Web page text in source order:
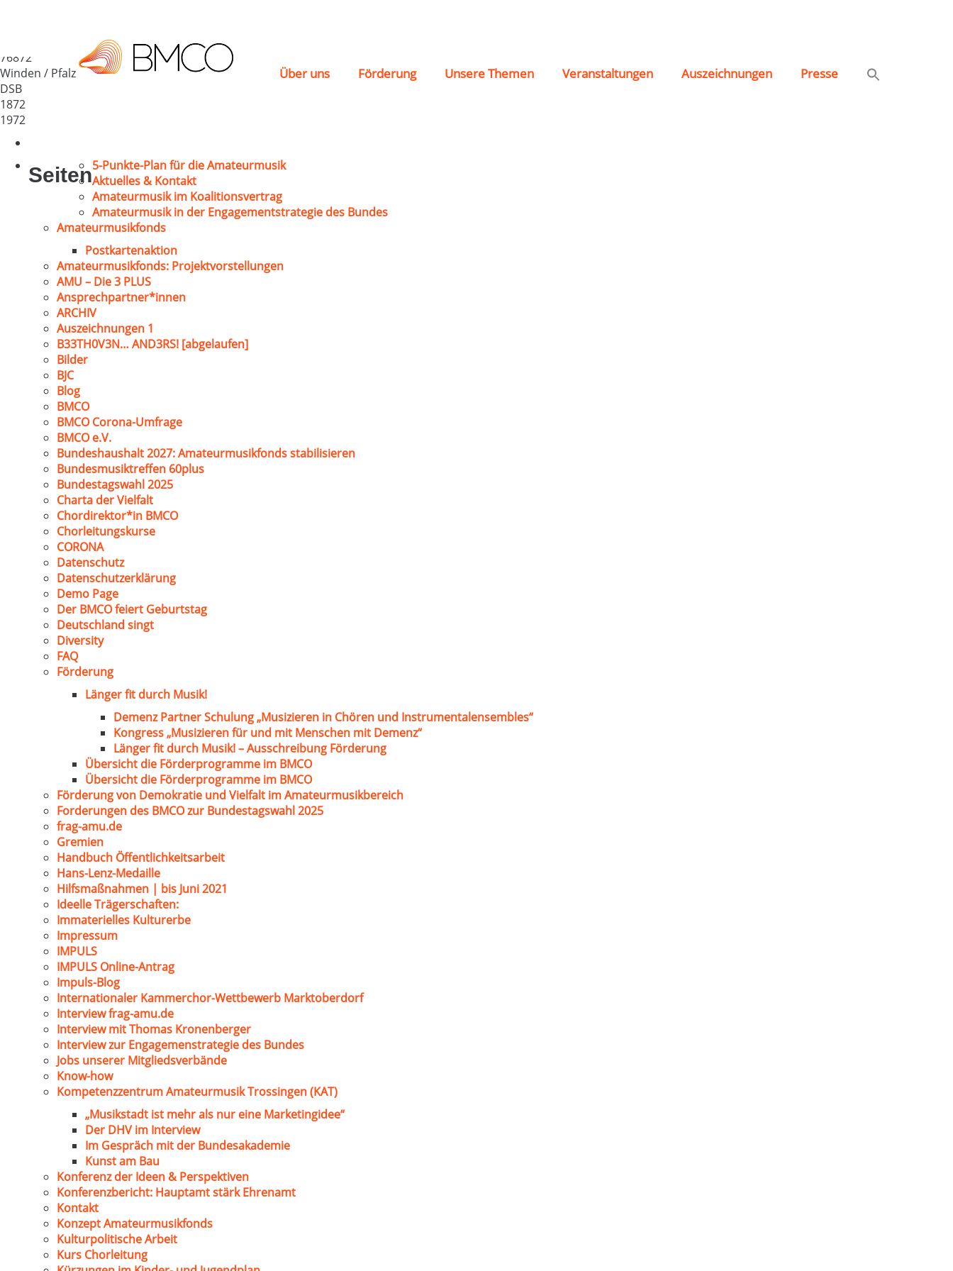
Über uns Förderung Unsere Themen Veranstaltungen Auszeichnungen Presse
76872
Winden / Pfalz
DSB
1872
1972
Seiten5-Punkte-Plan für die Amateurmusik
Aktuelles & Kontakt
Amateurmusik im Koalitionsvertrag
Amateurmusik in der Engagementstrategie des Bundes
Amateurmusikfonds
Postkartenaktion
Amateurmusikfonds: Projektvorstellungen
AMU – Die 3 PLUS
Ansprechpartner*innen
ARCHIV
Auszeichnungen 1
B33TH0V3N… AND3RS! [abgelaufen]
Bilder
BJC
Blog
BMCO
BMCO Corona-Umfrage
BMCO e.V.
Bundeshaushalt 2027: Amateurmusikfonds stabilisieren
Bundesmusiktreffen 60plus
Bundestagswahl 2025
Charta der Vielfalt
Chordirektor*in BMCO
Chorleitungskurse
CORONA
Datenschutz
Datenschutzerklärung
Demo Page
Der BMCO feiert Geburtstag
Deutschland singt
Diversity
FAQ
Förderung
Länger fit durch Musik!
Demenz Partner Schulung „Musizieren in Chören und Instrumentalensembles“
Kongress „Musizieren für und mit Menschen mit Demenz“
Länger fit durch Musik! – Ausschreibung Förderung
Übersicht die Förderprogramme im BMCO
Übersicht die Förderprogramme im BMCO
Förderung von Demokratie und Vielfalt im Amateurmusikbereich
Forderungen des BMCO zur Bundestagswahl 2025
frag-amu.de
Gremien
Handbuch Öffentlichkeitsarbeit
Hans-Lenz-Medaille
Hilfsmaßnahmen | bis Juni 2021
Ideelle Trägerschaften:
Immaterielles Kulturerbe
Impressum
IMPULS
IMPULS Online-Antrag
Impuls-Blog
Internationaler Kammerchor-Wettbewerb Marktoberdorf
Interview frag-amu.de
Interview mit Thomas Kronenberger
Interview zur Engagemenstrategie des Bundes
Jobs unserer Mitgliedsverbände
Know-how
Kompetenzzentrum Amateurmusik Trossingen (KAT)
„Musikstadt ist mehr als nur eine Marketingidee“
Der DHV im Interview
Im Gespräch mit der Bundesakademie
Kunst am Bau
Konferenz der Ideen & Perspektiven
Konferenzbericht: Hauptamt stärk Ehrenamt
Kontakt
Konzept Amateurmusikfonds
Kulturpolitische Arbeit
Kurs Chorleitung